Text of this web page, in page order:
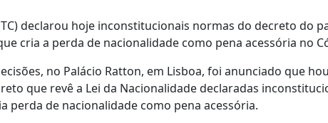
declarou hoje inconstitucionais normas do decreto do
cria a perda de nacionalidade como pena acessória no
no Palácio Ratton, em Lisboa, foi anunciado que
que revê a Lei da Nacionalidade declaradas
perda de nacionalidade como pena acessória.